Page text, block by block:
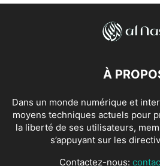
À
Dans un monde numérique et
moyens techniques actuels pour
la liberté de ses utilisateurs,
s’appuyant sur les
Contactez-nous: